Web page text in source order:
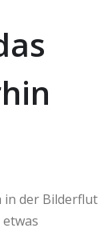
in der Bilderflut